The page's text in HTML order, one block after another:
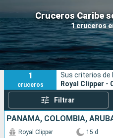
Cruceros Caribe
1 cruceros
Nuestros destinos
Fecha de salida
Puertos
1
cruceros
Sus criterios de
Royal Clipper -
Filtrar
Royal Clipper 15 d